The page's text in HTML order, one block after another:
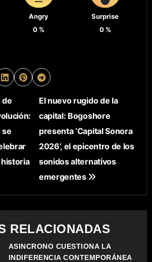
Angry
0 %
Surprise
0%
de
se
El nuevo rugido de la
capital: Bogoshore
presenta ‘Capital Sonora
2026’, el epicentro de los
sonidos alternativos
emergentes
RELACIONADAS
ASÍNCRONO CUESTIONA LA
INDIFERENCIA CONTEMPORÁNEA